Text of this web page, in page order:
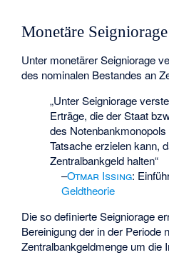
Monetäre Seigniorage
Unter monetärer Seigniorage
des nominalen Bestandes an
„Unter Seigniorage
Erträge, die der Staat
des
Tatsache erzielen kann,
Zentralbankgeld halten“
–Otmar Issing:
Geldtheorie
Die so definierte Seigniorage
Bereinigung der in der Periode
Zentralbankgeldmenge um die